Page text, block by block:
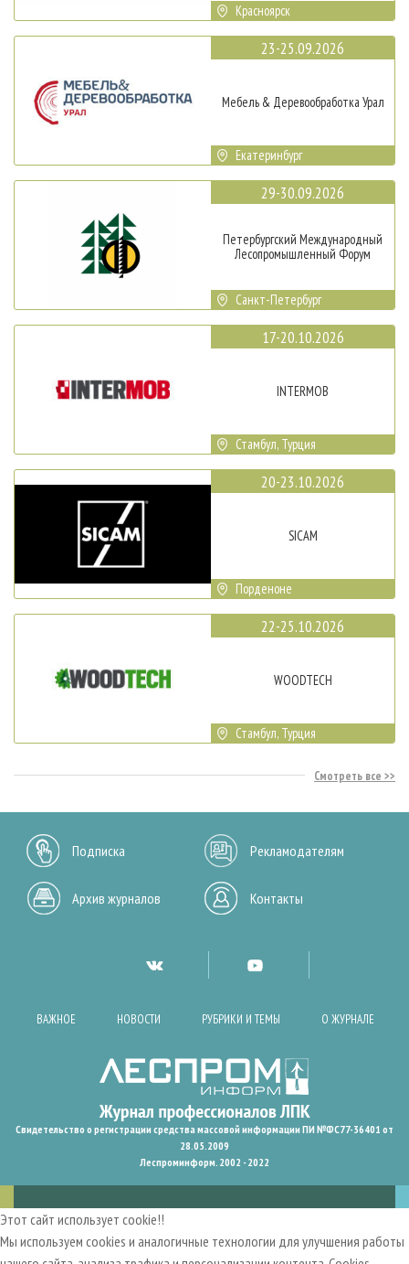
Красноярск
23-25.09.2026
Мебель & Деревообработка Урал
Екатеринбург
29-30.09.2026
Петербургский Международный
Лесопромышленный Форум
Санкт-Петербург
17-20.10.2026
INTERMOB
Стамбул, Турция
20-23.10.2026
SICAM
Порденоне
22-25.10.2026
WOODTECH
Стамбул, Турция
Смотреть все
Подписка Рекламодателям
Архив журналов Контакты
ВАЖНОЕ НОВОСТИ РУБРИКИ И ТЕМЫ О ЖУРНАЛЕ
Свидетельство о регистрации средства массовой информации ПИ №ФС77-36401 от
28.05.2009
Леспроминформ. 2002 - 2022
Этот сайт использует cookie!!
Мы используем cookies и аналогичные технологии для улучшения работы